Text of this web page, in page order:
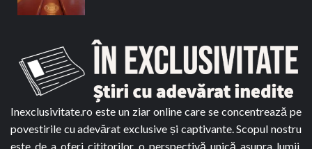
Inexclusivitate.ro este un ziar online care se concentrează pe
povestirile cu adevărat exclusive și captivante. Scopul nostru
este de a oferi cititorilor o perspectivă unică asupra lumii,